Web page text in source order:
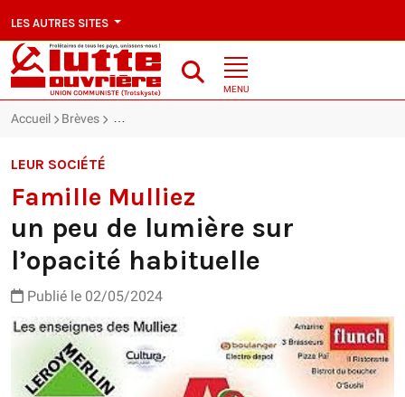
LES AUTRES SITES
MENU
Accueil Brèves Famille Mulliez : un peu de lumière sur l’opacité
LEUR SOCIÉTÉ
Famille Mulliez
un peu de lumière sur
l’opacité habituelle
Publié le 02/05/2024